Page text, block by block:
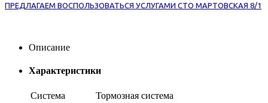
ПРЕДЛАГАЕМ ВОСПОЛЬЗОВАТЬСЯ УСЛУГАМИ СТО МАРТОВСКАЯ 8/1
Описание
Характеристики
Система
Тормозная система